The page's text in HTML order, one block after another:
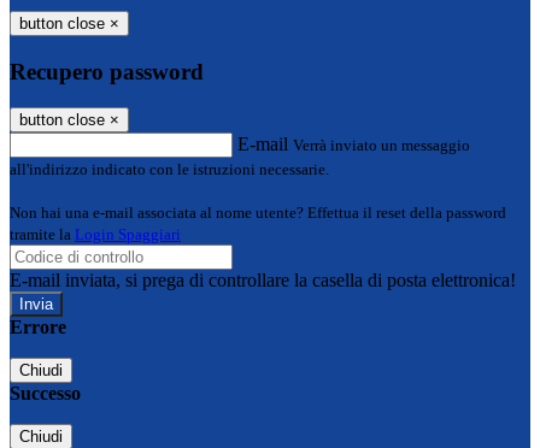
button close ×
Recupero password
button close ×
E-mail Verrà inviato un messaggio
all'indirizzo indicato con le istruzioni necessarie.
Non hai una e-mail associata al nome utente? Effettua il reset della password
tramite la Login Spaggiari
E-mail inviata, si prega di controllare la casella di posta elettronica!
Errore
Chiudi
Successo
Chiudi